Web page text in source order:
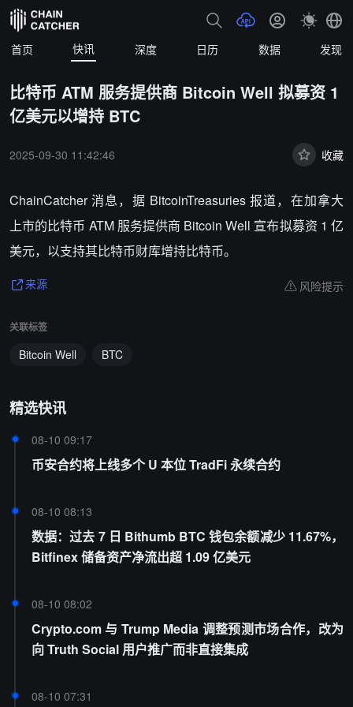
首页 快讯 深度 日历 数据 发现
比特币 ATM 服务提供商 Bitcoin Well 拟募资 1
亿美元以增持 BTC
2025-09-30 11:42:46 收藏
ChainCatcher 消息，据 BitcoinTreasuries 报道，在加拿大
上市的比特币 ATM 服务提供商 Bitcoin Well 宣布拟募资 1 亿
美元，以支持其比特币财库增持比特币。
来源 风险提示
关联标签
Bitcoin Well BTC
精选快讯
08-10 09:17
币安合约将上线多个 U 本位 TradFi 永续合约
08-10 08:13
数据：过去 7 日 Bithumb BTC 钱包余额减少 11.67%，
Bitfinex 储备资产净流出超 1.09 亿美元
08-10 08:02
Crypto.com 与 Trump Media 调整预测市场合作，改为
向 Truth Social 用户推广而非直接集成
08-10 07:31